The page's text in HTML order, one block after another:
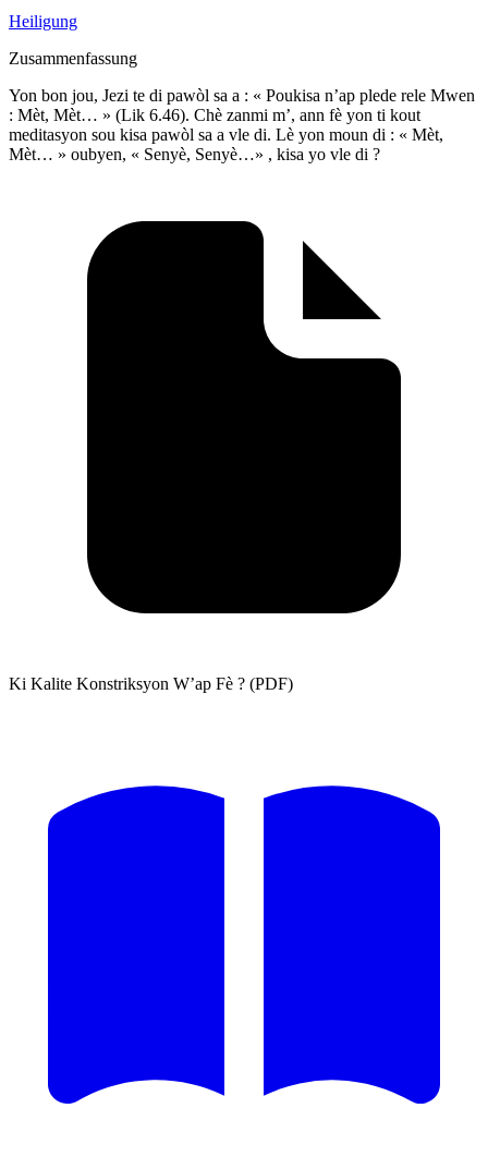
Heiligung
Zusammenfassung
Yon bon jou, Jezi te di pawòl sa a : « Poukisa n’ap plede rele Mwen
: Mèt, Mèt… » (Lik 6.46). Chè zanmi m’, ann fè yon ti kout
meditasyon sou kisa pawòl sa a vle di. Lè yon moun di : « Mèt,
Mèt… » oubyen, « Senyè, Senyè…» , kisa yo vle di ?
Ki Kalite Konstriksyon W’ap Fè ? (PDF)